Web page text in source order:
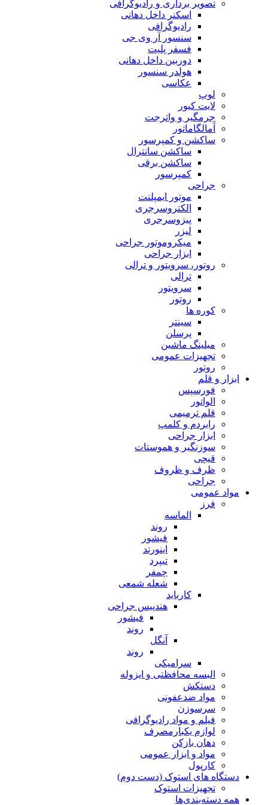
تصویر برداری و رادیوگرافی
اسکنر داخل دهانی
رادیوگرافی
سنسور آر وی جی
فسفر پلیت
دوربین داخل دهانی
هولدر سنسور
عکاسی
لوپ
لایت کیور
جرمگیر و واترجت
آمالگاماتور
ساکشن و کمپرسور
ساکشن سانترال
ساکشن برقی
کمپرسور
جراحی
موتور ایمپلنت
الکتروسرجری
پیزوسرجری
لیزر
میکروموتور جراحی
ابزار جراحی
روتور، سرویتور و ترالی
ترالی
سرویتور
روتور
کوره ها
سینتر
پرسلن
میلینگ ماشین
تجهیزات عمومی
روتور
ابزار و قلم
فورسپس
الواتور
قلم ترمیمی
رابردم و کلمپ
ابزار جراحی
سوزنگیر و هموستات
قیچی
ظرف و ظروف
جراحی
مواد عمومی
فرز
الماسه
روند
فیشور
اینورتد
تیپرد
چمفر
شعله شمعی
کارباید
هندپیس جراحی
فیشور
روند
آنگل
روند
سرامیکی
البسه محافظتی و ایزوله
دستکش
مواد ضدعفونی
سرسوزن
فیلم و مواد رادیوگرافی
لوازم یکبارمصرف
دهان بازکن
مواد و ابزار عمومی
کارپول
دستگاه های استوک (دست دوم)
تجهیزات استوک
همه دسته‌بندی‌ها